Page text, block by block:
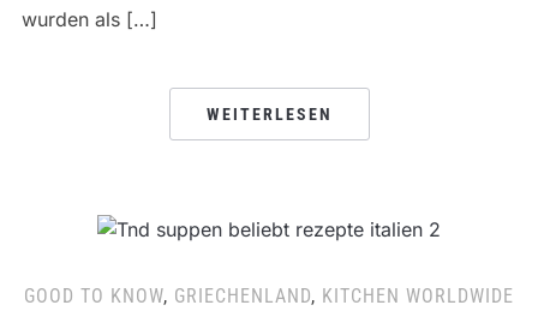
wurden als […]
WEITERLESEN
GOOD TO KNOW, GRIECHENLAND, KITCHEN WORLDWIDE